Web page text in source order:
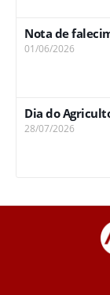
Nota de
01/06/2026
Dia do
28/07/2026